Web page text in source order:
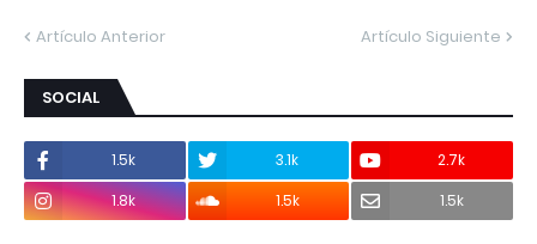
Artículo Anterior Artículo Siguiente
SOCIAL
1.5k 3.1k
2.7k
1.8k
1.5k 1.5k